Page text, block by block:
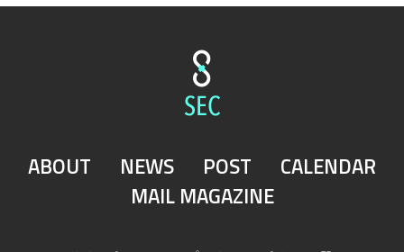
ABOUT NEWS POST
CALENDAR
MAIL MAGAZINE